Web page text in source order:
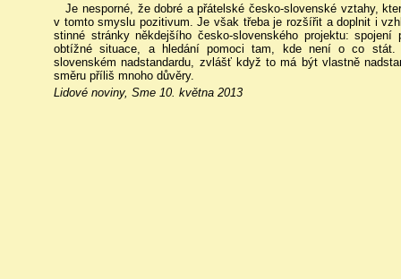
Je nesporné, že dobré a přátelské česko-slovenské vztahy,
v tomto smyslu pozitivum. Je však třeba je rozšířit a doplnit i
stinné stránky někdejšího česko-slovenského projektu:
obtížné situace, a hledání pomoci tam, kde není o co stát.
slovenském nadstandardu, zvlášť když to má být vlastně
směru příliš mnoho důvěry.
Lidové noviny, Sme 10. května 2013